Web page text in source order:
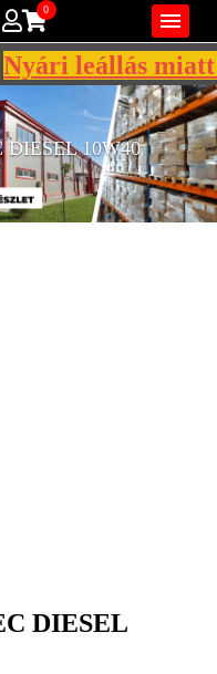

0
Nyári leállás miatt
DIESEL 10W40
DIESEL